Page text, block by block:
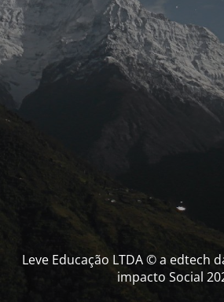
Leve Educação LTDA © a edtech
impacto Social